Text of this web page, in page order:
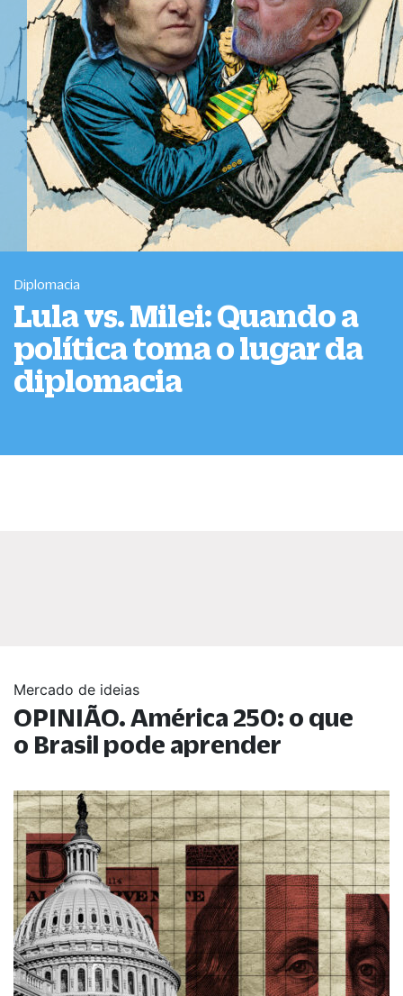
Diplomacia
Lula vs. Milei: Quando a
política toma o lugar da
diplomacia
Mercado de ideias
OPINIÃO. América 250: o que
o Brasil pode aprender